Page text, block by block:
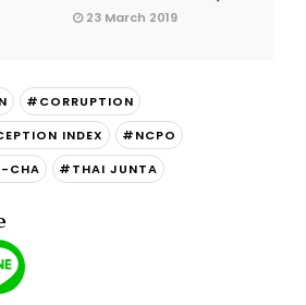
23 March 2019
#CORRUPTION
INDEX
#NCPO
CHA
#THAI JUNTA